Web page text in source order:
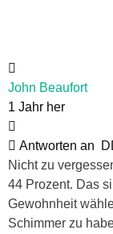
John Beaufort
1 Jahr her
Antworten an
Nicht zu
44 Prozent. Das
Gewohnheit
Schimmer zu